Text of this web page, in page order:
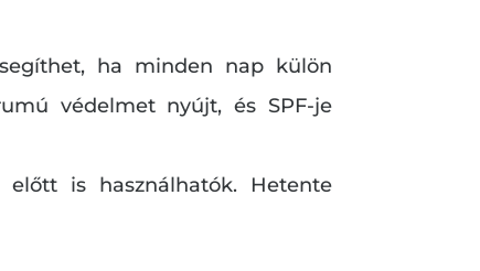
ha minden nap külön
védelmet nyújt, és SPF-je
is használhatók. Hetente